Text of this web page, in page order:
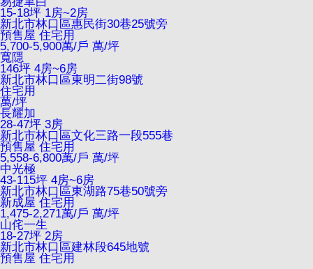
15-18坪 1房~2房
新北市林口區惠民街30巷25號旁
預售屋 住宅用
5,700-5,900萬/戶 萬/坪
寬隱
146坪 4房~6房
新北市林口區東明二街98號
住宅用
萬/坪
長耀加
28-47坪 3房
新北市林口區文化三路一段555巷
預售屋 住宅用
5,558-6,800萬/戶 萬/坪
中光極
43-115坪 4房~6房
新北市林口區東湖路75巷50號旁
新成屋 住宅用
1,475-2,271萬/戶 萬/坪
山侘一生
18-27坪 2房
新北市林口區建林段645地號
預售屋 住宅用